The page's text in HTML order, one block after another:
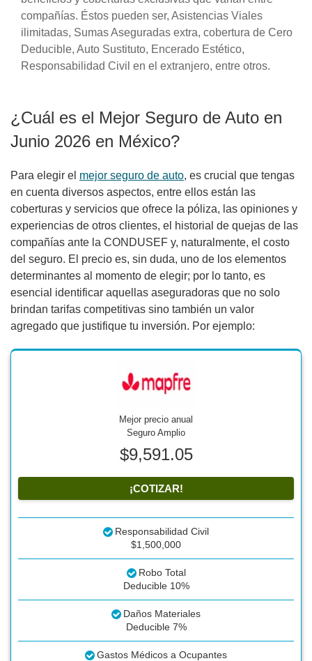
compañías. Éstos pueden ser, Asistencias Viales
ilimitadas, Sumas Aseguradas extra, cobertura de Cero
Deducible, Auto Sustituto, Encerado Estético,
Responsabilidad Civil en el extranjero, entre otros.
¿Cuál es el Mejor Seguro de Auto en
Junio 2026 en México?
Para elegir el mejor seguro de auto, es crucial que tengas
en cuenta diversos aspectos, entre ellos están las
coberturas y servicios que ofrece la póliza, las opiniones y
experiencias de otros clientes, el historial de quejas de las
compañías ante la CONDUSEF y, naturalmente, el costo
del seguro. El precio es, sin duda, uno de los elementos
determinantes al momento de elegir; por lo tanto, es
esencial identificar aquellas aseguradoras que no solo
brindan tarifas competitivas sino también un valor
agregado que justifique tu inversión. Por ejemplo:
Mejor precio anual
Seguro Amplio
$9,591.05
¡COTIZAR!
Responsabilidad Civil
$1,500,000
Robo Total
Deducible 10%
Daños Materiales
Deducible 7%
Gastos Médicos a Ocupantes